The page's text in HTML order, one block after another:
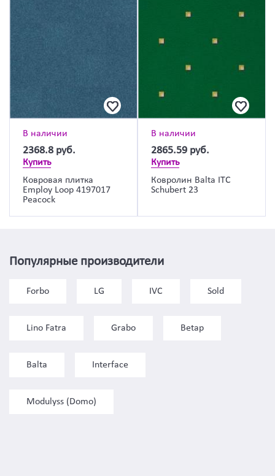
В наличии
2368.8 руб.
Купить
Ковровая плитка
Employ Loop 4197017
Peacock
В наличии
2865.59 руб.
Купить
Ковролин Balta ITC
Schubert 23
Популярные производители
Forbo LG IVC Sold
Lino Fatra Grabo Betap
Balta Interface
Modulyss (Domo)